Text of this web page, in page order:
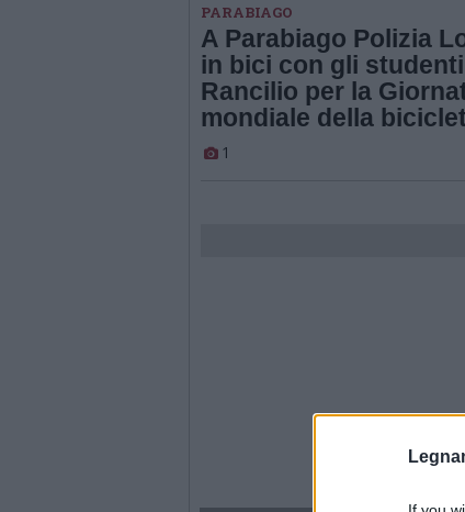
PARABIAGO
A Parabiago Polizia
in bici con gli
Rancilio per la
mondiale della
1